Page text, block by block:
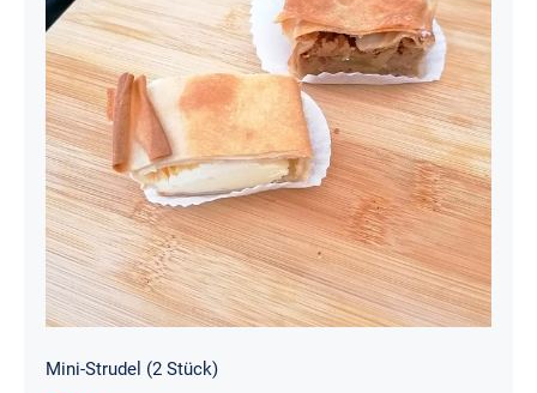
Mini-Strudel (2 Stück)
Mini-Strudel (2 Stück)